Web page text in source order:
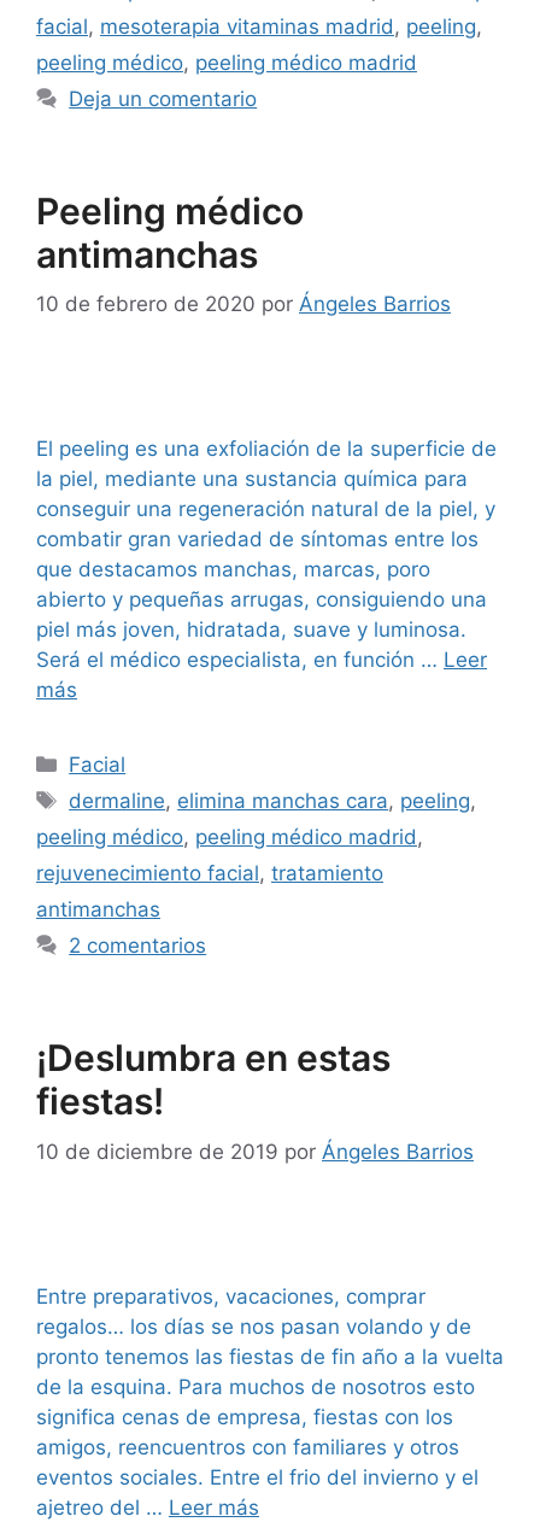
facial, mesoterapia vitaminas madrid , peeling,
peeling médico, peeling médico madrid
Deja un comentario
Peeling médico
antimanchas
10 de febrero de 2020 por Ángeles Barrios
El peeling es una exfoliación de la superficie de
la piel, mediante una sustancia química para
conseguir una regeneración natural de la piel, y
combatir gran variedad de síntomas entre los
que destacamos manchas, marcas, poro
abierto y pequeñas arrugas, consiguiendo una
piel más joven, hidratada, suave y luminosa.
Será el médico especialista, en función … Leer
más
Facial
dermaline, elimina manchas cara, peeling,
peeling médico, peeling médico madrid,
rejuvenecimiento facial, tratamiento
antimanchas
2 comentarios
¡Deslumbra en estas
fiestas!
10 de diciembre de 2019 por Ángeles Barrios
Entre preparativos, vacaciones, comprar
regalos… los días se nos pasan volando y de
pronto tenemos las fiestas de fin año a la vuelta
de la esquina. Para muchos de nosotros esto
significa cenas de empresa, fiestas con los
amigos, reencuentros con familiares y otros
eventos sociales. Entre el frio del invierno y el
ajetreo del … Leer más